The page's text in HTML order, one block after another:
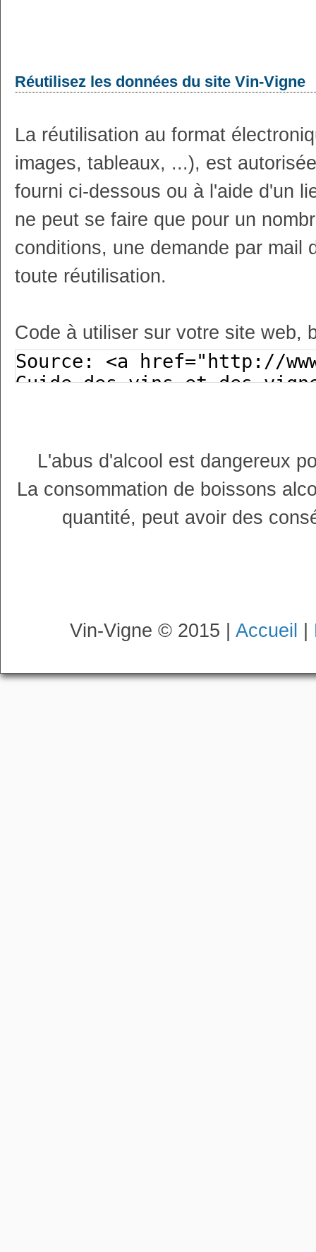
Réutilisez les données du site Vin-Vigne
La réutilisation au format
images, tableaux, ...), est
fourni ci-dessous ou à l'aide d'un
ne peut se faire que pour un
conditions, une demande par mail
toute réutilisation.
Code à utiliser sur votre site web,
L'abus d'alcool est dangereux
La consommation de boissons
quantité, peut avoir des
Vin-Vigne © 2015 | Accueil